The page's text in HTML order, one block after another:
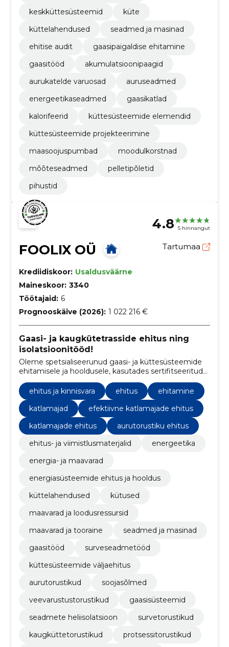
keskküttesüsteemid
küte
küttelahendused
seadmed ja masinad
ehitise audit
gaasipaigaldise ehitamine
gaasitööd
akumulatsioonipaagid
aurukatelde varuosad
auruseadmed
energeetikaseadmed
gaasikatlad
kalorifeerid
küttesüsteemide elemendid
küttesüsteemide projekteerimine
maasoojuspumbad
moodulkorstnad
mõõteseadmed
pelletipõletid
pihustid
4.8 5 hinnangut
FOOLIX OÜ Tartumaa
Krediidiskoor: Usaldusväärne
Maineskoor: 3340
Töötajaid: 6
Prognooskäive (2026): 1 022 216 €
Gaasi- ja kaugkütetrasside ehitus ning
isolatsioonitööd!
Oleme spetsialiseerunud gaasi- ja küttesüsteemide
ehitamisele ja hooldusele, kasutades sertifitseeritud
keevitusprotsesse ning pakkudes asjatundlikke
soojustusteenuseid erinevatele seadmetele ja
torustikele.
ehitus ja kinnisvara ehitus
ehitamine
katlamajad
efektiivne katlamajade ehitus
katlamajade ehitus
aurutorustiku ehitus
ehitus- ja viimistlusmaterjalid
energeetika
energia- ja maavarad
energiasüsteemide ehitus ja hooldus
küttelahendused
kütused
maavarad ja loodusressursid
maavarad ja tooraine
seadmed ja masinad
gaasitööd
surveseadmetööd
küttesüsteemide väljaehitus
aurutorustikud
soojasõlmed
veevarustustorustikud
gaasisüsteemid
seadmete heliisolatsioon
survetorustikud
kaugküttetorustikud
protsessitorustikud